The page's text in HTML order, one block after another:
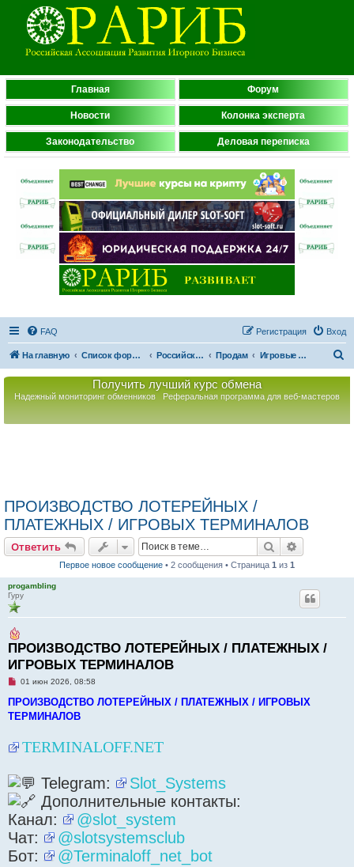
Главная Форум
Новости Колонка эксперта
Законодательство Деловая переписка
FAQ Вход
Регистрация
На главную Список форумов Российская Ассоциация Развития Игорного Бизнеса Продам Игровые автоматы
Получить лучший курс обмена
Надежный мониторинг обменников Реферальная программа для веб-мастеров
ПРОИЗВОДСТВО ЛОТЕРЕЙНЫХ /
ПЛАТЕЖНЫХ / ИГРОВЫХ ТЕРМИНАЛОВ
Ответить Поиск
Первое новое сообщение • 2 сообщения • Страница 1 из 1
progambling
Гуру
ПРОИЗВОДСТВО ЛОТЕРЕЙНЫХ / ПЛАТЕЖНЫХ /
ИГРОВЫХ ТЕРМИНАЛОВ
Н
п
о
т
н
о
е
с
о
б
щ
е
н
01 июн 2026, 08:58
ПРОИЗВОДСТВО ЛОТЕРЕЙНЫХ / ПЛАТЕЖНЫХ / ИГРОВЫХ
ТЕРМИНАЛОВ
TERMINALOFF.NET
Telegram:
Slot_Systems
Дополнительные контакты:
Канал:
@slot_system
Чат:
@slotsystemsclub
Бот:
@Terminaloff_net_bot